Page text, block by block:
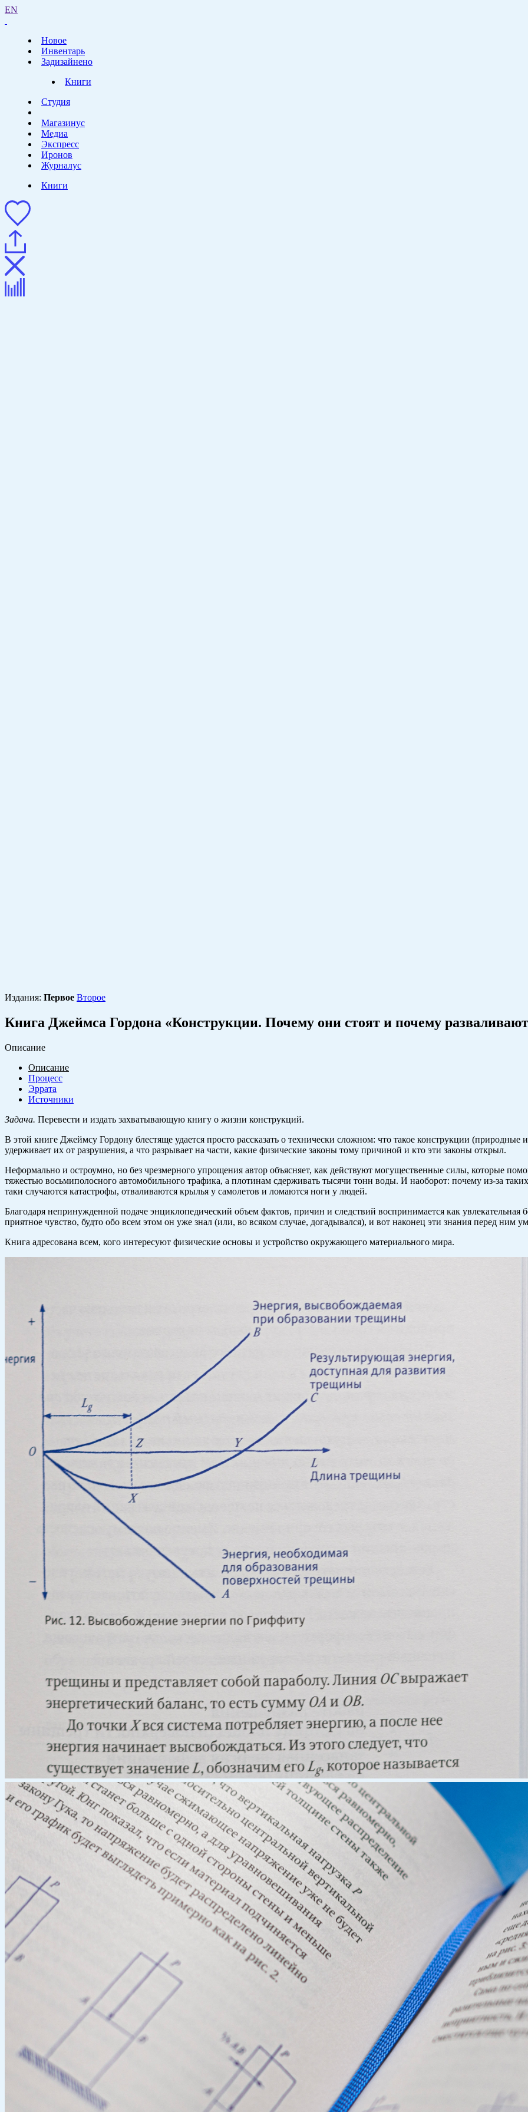
EN
Новое
Инвентарь
Задизайнено
Книги
Студия
Магазинус
Медиа
Экспресс
Иронов
Журналус
Книги
Издания: Первое Второе
Книга Джеймса Гордона «Конструкции. Почему они стоят и почему
Описание
Описание
Процесс
Эррата
Источники
Задача. Перевести и издать захватывающую книгу о жизни конструкций.
В этой книге Джеймсу Гордону блестяще удается просто рассказать о технически сложном: что такое конструкции (природные
удерживает их от разрушения, а что разрывает на части, какие физические законы тому причиной и кто эти законы открыл.
Неформально и остроумно, но без чрезмерного упрощения автор объясняет, как действуют могущественные силы, которые
тяжестью восьми­полосного автомобильного трафика, а плотинам сдерживать тысячи тонн воды. И наоборот: почему из-за
таки случаются катастрофы, отваливаются крылья у самолетов и ломаются ноги у людей.
Благодаря непринужденной подаче энциклопедический объем фактов, причин и следствий воспринимается как увлекательная
приятное чувство, будто обо всем этом он уже знал (или, во всяком случае, догадывался), и вот наконец эти знания перед ним
Книга адресована всем, кого интересуют физические основы и устройство окружающего материального мира.